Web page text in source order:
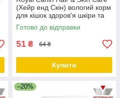
(Хейр енд Скін) вологий корм
для кішок здоров'я шкіри та
вовни, в желе 85гр від 12шт
Готово до відправки
51 ₴ 64 ₴
Купити
–20%